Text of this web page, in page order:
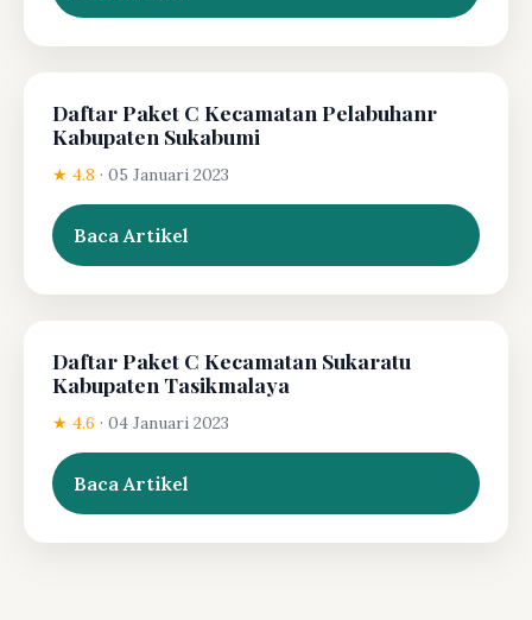
Daftar Paket C Kecamatan Pelabuhanr
Kabupaten Sukabumi
★ 4.8 · 05 Januari 2023
Baca Artikel
Daftar Paket C Kecamatan Sukaratu
Kabupaten Tasikmalaya
★ 4.6 · 04 Januari 2023
Baca Artikel